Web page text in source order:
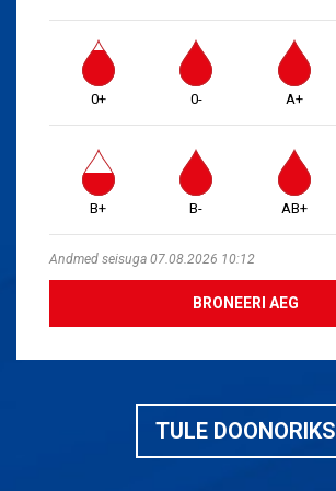
0+ 0- A+
B+ B- AB+
Andmed seisuga 07.08.2026 10:12
BRONEERI AEG
TULE DOONORIKS